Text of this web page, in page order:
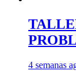
4 semanas